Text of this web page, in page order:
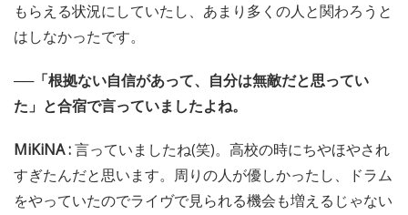
もらえる状況にしていたし、あまり多くの人と関わろうと
はしなかったです。
──「根拠ない自信があって、自分は無敵だと思ってい
た」と合宿で言っていましたよね。
MiKiNA :言っていましたね(笑)。高校の時にちやほやされ
すぎたんだと思います。周りの人が優しかったし、ドラム
をやっていたのでライヴで見られる機会も増えるじゃない